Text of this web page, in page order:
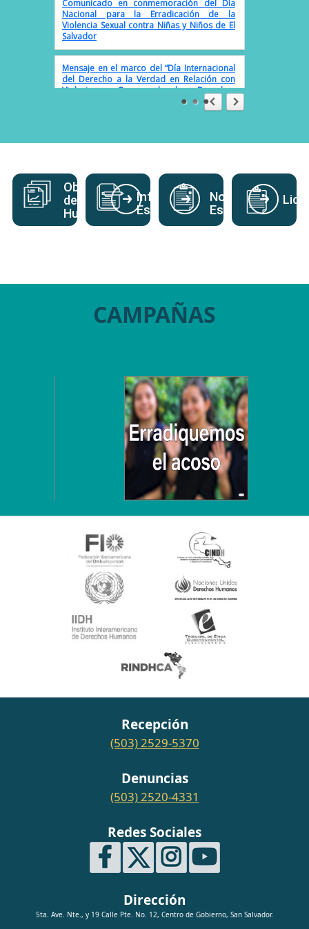
Salvador
Mensaje en el marco del “Día Internacional
del Derecho a la Verdad en Relación con
Violaciones Graves de los Derechos
Humanos y de la Dignidad de las Víctimas”
Pronunciamiento en el «Día Mundial del
Comunicado en el marco del Día
Internacional de la Convivencia en Paz.
Violencia Sexual contra Niñas y Niños de El
Salvador
Observatorio
de Derechos
Humanos
Informes
Especiales
Normativas
Específicas
CAMPAÑAS
Recepción
(503) 2529-5370
Denuncias
(503) 2520-4331
Redes Sociales
Dirección
5ta. Ave. Nte., y 19 Calle Pte. No. 12, Centro de Gobierno, San Salvador.